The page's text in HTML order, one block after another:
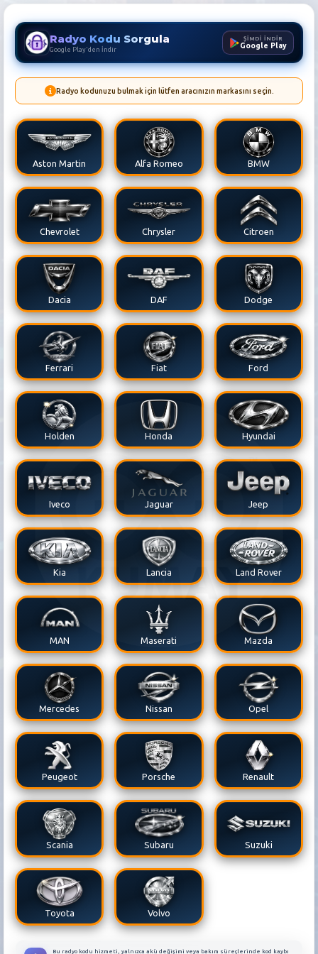
Radyo Kodu Sorgula
Google Play'den İndir
ŞİMDİ İNDİR
Google Play
Radyo kodunuzu bulmak için lütfen aracınızın markasını seçin.
Audi Radyo Kodu Sorgula |
Aston Martin Alfa Romeo BMW
Chevrolet Chrysler Citroen
Dacia DAF Dodge
Ferrari Fiat Ford
Holden Honda Hyundai
Iveco Jaguar Jeep
Kia Lancia Land Rover
MAN Maserati Mazda
Mercedes Nissan Opel
Peugeot Porsche Renault
Scania Subaru Suzuki
Toyota Volvo
Bu radyo kodu hizmeti, yalnızca akü değişimi veya bakım süreçlerinde kod kaybı